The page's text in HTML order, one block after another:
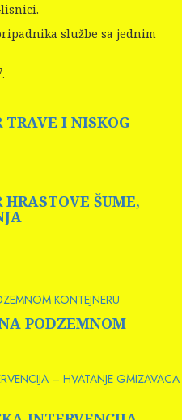
službe sa jednim
.
TRAVE I NISKOG
HRASTOVE ŠUME,
KONTEJNERU
PODZEMNOM
– HVATANJE GMIZAVACA